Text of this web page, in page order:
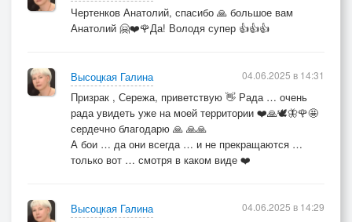
Чертенков Анатолий, спасибо 🙏 большое вам
Анатолий 🤗❤️🌹Да! Володя супер 👍👍👍
Высоцкая Галина
Призрак , Сережа, приветствую 👋 Рада … очень
рада увидеть уже на моей территории ❤️🙏🕊️🦋🌹🤩
сердечно благодарю 🙏 🙏🙏
А бои … да они всегда … и не прекращаются …
только вот … смотря в каком виде ❤️
04.06.2025 в 14:31
Высоцкая Галина
04.06.2025 в 14:29